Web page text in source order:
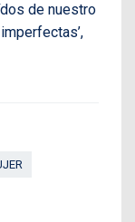
de nuestro